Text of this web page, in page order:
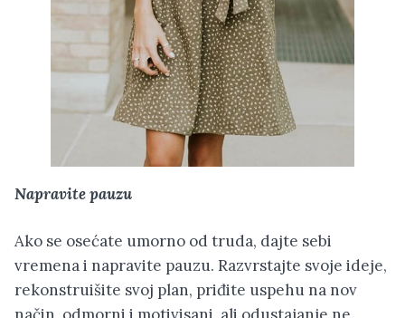
Napravite pauzu
Ako se osećate umorno od truda, dajte sebi
vremena i napravite pauzu. Razvrstajte svoje ideje,
rekonstruišite svoj plan, priđite uspehu na nov